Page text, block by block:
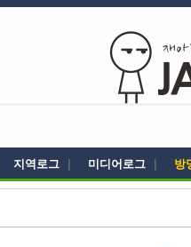
지역로그 미디어로그 방